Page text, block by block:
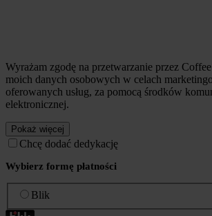
Wyrażam zgodę na przetwarzanie przez
moich danych osobowych w celach
oferowanych usług, za pomocą środków
elektronicznej.
Pokaż więcej
Chcę dodać dedykację
Wybierz formę płatności
Blik